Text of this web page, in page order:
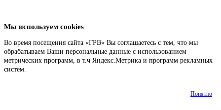
Мы используем cookies
Во время посещения сайта «ГРВ» Вы соглашаетесь с тем, что мы
обрабатываем Ваши персональные данные с использованием
метрических программ, в т.ч Яндекс.Метрика и программ рекламных
систем.
Понятно